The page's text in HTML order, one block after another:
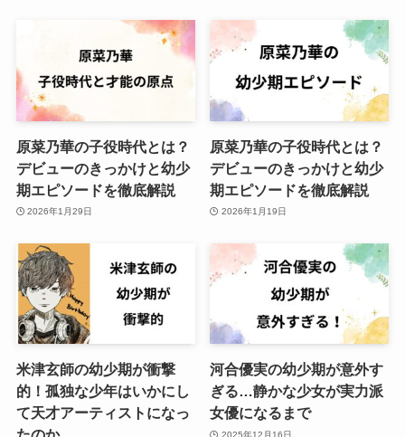
原菜乃華の子役時代とは？
デビューのきっかけと幼少
期エピソードを徹底解説
2026年1月29日
原菜乃華の子役時代とは？
デビューのきっかけと幼少
期エピソードを徹底解説
2026年1月19日
米津玄師の幼少期が衝撃
的！孤独な少年はいかにし
て天才アーティストになっ
河合優実の幼少期が意外す
ぎる…静かな少女が実力派
女優になるまで
2025年12月16日